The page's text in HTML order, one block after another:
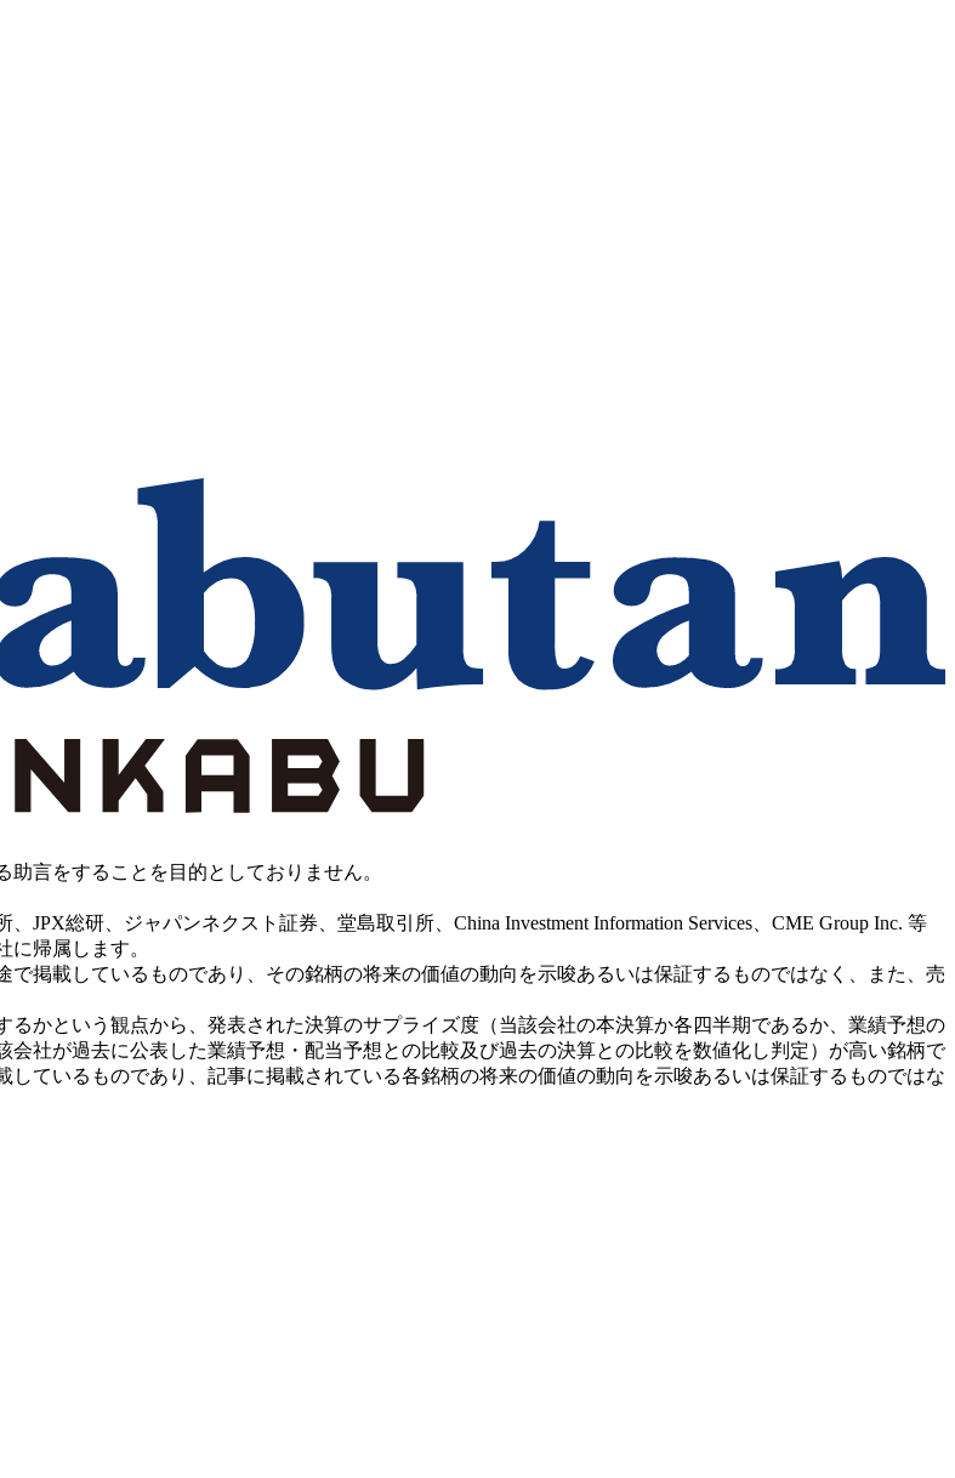
言をすることを目的としておりません。
総研、ジャパンネクスト証券、堂島取引所、China Investment Information Services、CME Group Inc. 等
帰属します。
掲載しているものであり、その銘柄の将来の価値の動向を示唆あるいは保証するものではなく、また、売
かという観点から、発表された決算のサプライズ度（当該会社の本決算か各四半期であるか、業績予想の
社が過去に公表した業績予想・配当予想との比較及び過去の決算との比較を数値化し判定）が高い銘柄で
ているものであり、記事に掲載されている各銘柄の将来の価値の動向を示唆あるいは保証するものではな